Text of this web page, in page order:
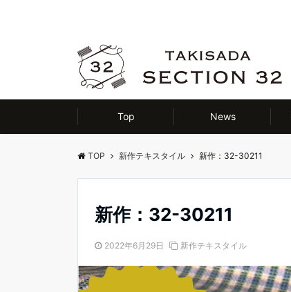
Top News
TOP 新作テキスタイル 新作：32-30211
新作：32-30211
2022年6月29日 新作テキスタイル